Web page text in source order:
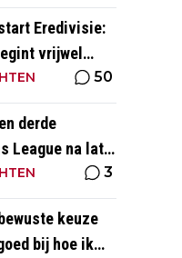
Eredivisie:
vrijwel
50
derde
League na late
3
keuze
bij hoe ik